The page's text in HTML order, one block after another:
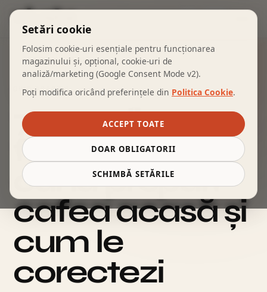
Setări cookie
Folosim cookie-uri esențiale pentru funcționarea
magazinului și, opțional, cookie-uri de
analiză/marketing (Google Consent Mode v2).
Poți modifica oricând preferințele din Politica Cookie.
ACCEPT TOATE
DOAR OBLIGATORII
SCHIMBĂ SETĂRILE
← ÎNAPOI LA BLOG
GHID PRACTIC
7 greșeli
frecvente
când prepari
cafea acasă și
cum le
corectezi